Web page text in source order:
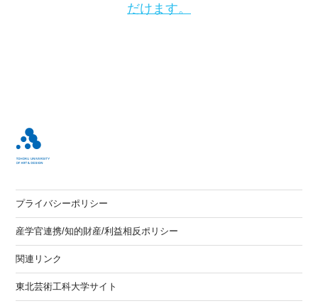
だけます。
プライバシーポリシー
産学官連携/知的財産/利益相反ポリシー
関連リンク
東北芸術工科大学サイト